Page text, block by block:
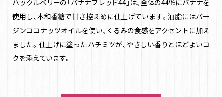
ハックルベリーの「バナナブレッド44」は、全体の44％にバナナを
使用し、本和香糖で甘さ控えめに仕上げています。油脂にはバー
ジンココナッツオイルを使い、くるみの食感をアクセントに加え
ました。仕上げに塗ったハチミツが、やさしい香りとほどよいコ
クを添えています。